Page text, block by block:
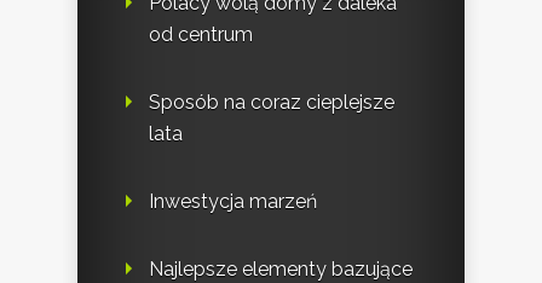
od centrum
Sposób na coraz cieplejsze
lata
Inwestycja marzeń
Najlepsze elementy bazujące